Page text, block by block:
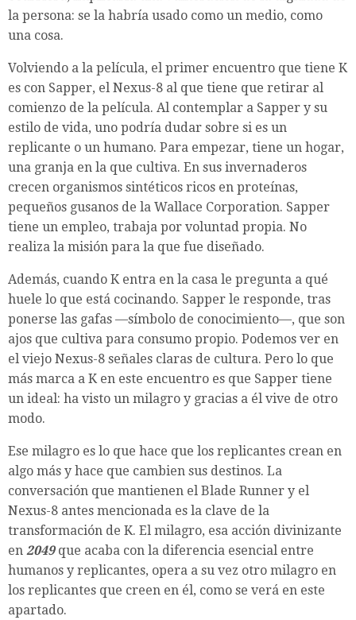
la persona: se la habría usado como un medio, como
una cosa.
Volviendo a la película, el primer encuentro que tiene K
es con Sapper, el Nexus-8 al que tiene que retirar al
comienzo de la película. Al contemplar a Sapper y su
estilo de vida, uno podría dudar sobre si es un
replicante o un humano. Para empezar, tiene un hogar,
una granja en la que cultiva. En sus invernaderos
crecen organismos sintéticos ricos en proteínas,
pequeños gusanos de la Wallace Corporation. Sapper
tiene un empleo, trabaja por voluntad propia. No
realiza la misión para la que fue diseñado.
Además, cuando K entra en la casa le pregunta a qué
huele lo que está cocinando. Sapper le responde, tras
ponerse las gafas —símbolo de conocimiento—, que son
ajos que cultiva para consumo propio. Podemos ver en
el viejo Nexus-8 señales claras de cultura. Pero lo que
más marca a K en este encuentro es que Sapper tiene
un ideal: ha visto un milagro y gracias a él vive de otro
modo.
Ese milagro es lo que hace que los replicantes crean en
algo más y hace que cambien sus destinos. La
conversación que mantienen el Blade Runner y el
Nexus-8 antes mencionada es la clave de la
transformación de K. El milagro, esa acción divinizante
en 2049 que acaba con la diferencia esencial entre
humanos y replicantes, opera a su vez otro milagro en
los replicantes que creen en él, como se verá en este
apartado.